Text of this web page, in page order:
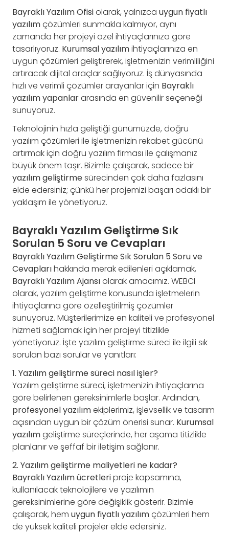
Bayraklı Yazılım Ofisiolarak, yalnızca uygun fiyatlı
yazılımçözümleri sunmakla kalmıyor, aynı
zamanda her projeyi özel ihtiyaçlarınıza göre
tasarlıyoruz. Kurumsal yazılımihtiyaçlarınıza en
uygun çözümleri geliştirerek, işletmenizin verimliliğini
artıracak dijital araçlar sağlıyoruz. İş dünyasında
hızlı ve verimli çözümler arayanlar için Bayraklı
yazılım yapanlararasında en güvenilir seçeneği
sunuyoruz.
Teknolojinin hızla geliştiği günümüzde, doğru
yazılım çözümleri ile işletmenizin rekabet gücünü
artırmak için doğru yazılım firması ile çalışmanız
büyük önem taşır. Bizimle çalışarak, sadece bir
yazılım geliştirmesürecinden çok daha fazlasını
elde edersiniz; çünkü her projemizi başarı odaklı bir
yaklaşım ile yönetiyoruz.
Bayraklı Yazılım Geliştirme Sık
Sorulan 5 Soru ve Cevapları
Bayraklı Yazılım Geliştirme Sık Sorulan 5 Soru ve
Cevaplarıhakkında merak edilenleri açıklamak,
Bayraklı Yazılım Ajansıolarak amacımız. WEBCİ
olarak, yazılım geliştirme konusunda işletmelerin
ihtiyaçlarına göre özelleştirilmiş çözümler
sunuyoruz. Müşterilerimize en kaliteli ve profesyonel
hizmeti sağlamak için her projeyi titizlikle
yönetiyoruz. İşte yazılım geliştirme süreci ile ilgili sık
sorulan bazı sorular ve yanıtları:
1. Yazılım geliştirme süreci nasıl işler?
Yazılım geliştirme süreci, işletmenizin ihtiyaçlarına
göre belirlenen gereksinimlerle başlar. Ardından,
profesyonel yazılımekiplerimiz, işlevsellik ve tasarım
açısından uygun bir çözüm önerisi sunar. Kurumsal
yazılımgeliştirme süreçlerinde, her aşama titizlikle
planlanır ve şeffaf bir iletişim sağlanır.
2. Yazılım geliştirme maliyetleri ne kadar?
Bayraklı Yazılım ücretleriproje kapsamına,
kullanılacak teknolojilere ve yazılımın
gereksinimlerine göre değişiklik gösterir. Bizimle
çalışarak, hem uygun fiyatlı yazılımçözümleri hem
de yüksek kaliteli projeler elde edersiniz.